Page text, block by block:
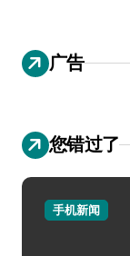
广告
您错过了
手机新闻